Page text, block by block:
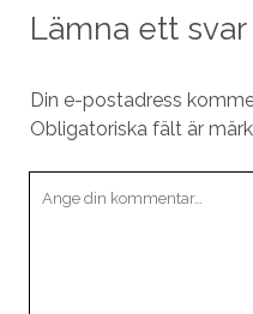
Lämna ett svar
Din e-postadress
Obligatoriska fält är
kommentar